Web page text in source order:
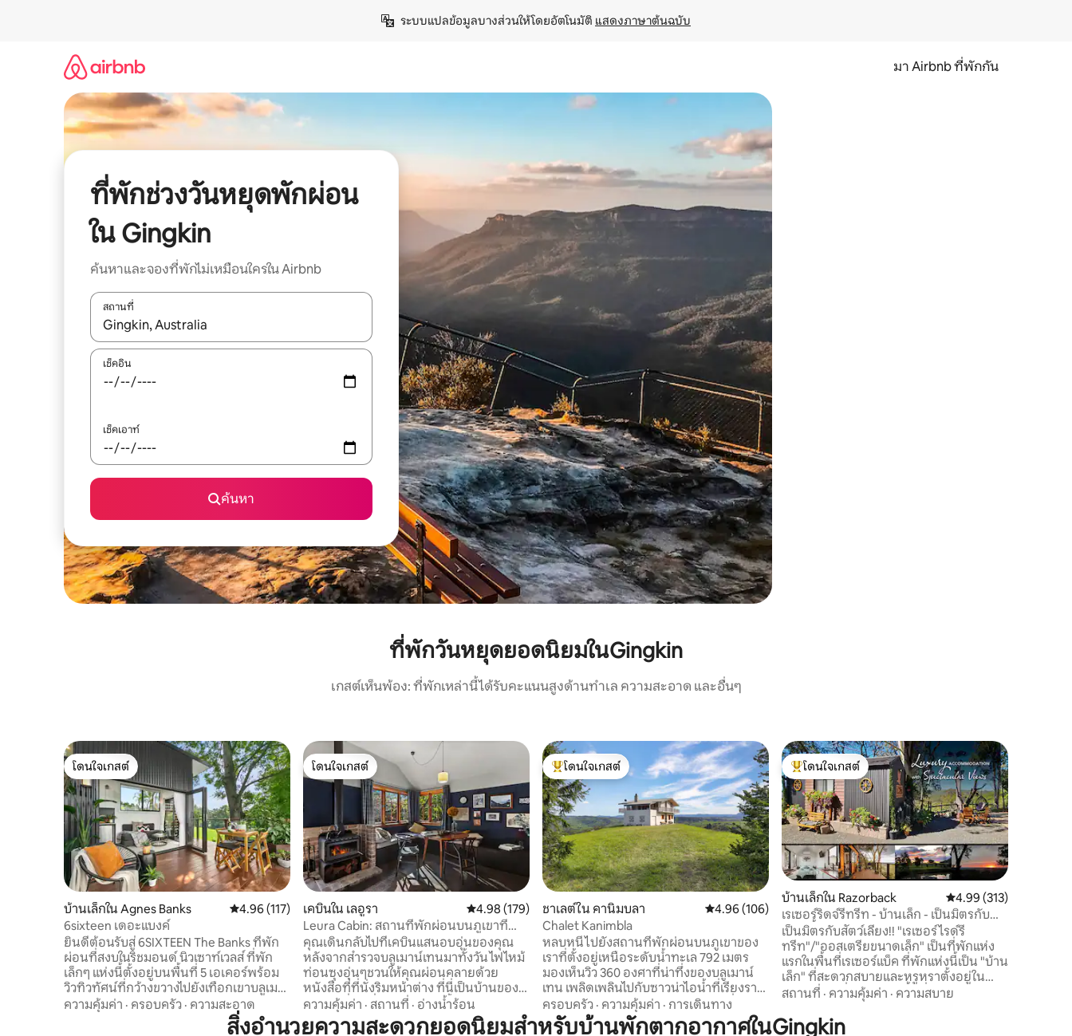
ระบบแปลข้อมูลบางส่วนให้โดยอัตโนมัติ แสดงภาษาต้นฉบับ
มา Airbnb ที่พักกัน
ที่พักช่วงวันหยุดพักผ่อน
ใน Gingkin
ค้นหาและจองที่พักไม่เหมือนใครใน Airbnb
สถานที่
ใช้ลูกศรขึ้นลง หรือใช้การสัมผัสหรือปัด เพื่อสำรวจผลการค้นหา
เช็คอิน
เช็คเอาท์
ค้นหา
ที่พักวันหยุดยอดนิยมในGingkin
เกสต์เห็นพ้อง: ที่พักเหล่านี้ได้รับคะแนนสูงด้านทำเล ความสะอาด และอื่นๆ
โดนใจเกสต์
โดนใจเกสต์
บ้านเล็กใน Agnes Banks คะแนนเฉลี่ย 4.96 จาก 5, 117 รีวิว
4.96 (117)
6sixteen เดอะแบงค์
ยินดีต้อนรับสู่ 6SIXTEEN The Banks ที่พัก
ผ่อนที่สงบในริชมอนด์ นิวเซาท์เวลส์ ที่พัก
เล็กๆ แห่งนี้ตั้งอยู่บนพื้นที่ 5 เอเคอร์พร้อม
วิวทิวทัศน์ที่กว้างขวางไปยังเทือกเขาบลูเมา
น์เทน เหมาะสำหรับคู่รัก ผู้เข้าพักคนเดียว
หรือครอบครัวขนาดเล็กที่ต้องการผ่อน
ความคุ้มค่า · ครอบครัว · ความสะอาด
โดนใจเกสต์
โดนใจเกสต์
เคบินใน เลอูรา คะแนนเฉลี่ย 4.98 จาก 5, 179 รีวิว
4.98 (179)
Leura Cabin: สถานที่พักผ่อนบนภูเขาที่
หรูหราและทันสมัย
คุณเดินกลับไปที่เคบินแสนอบอุ่นของคุณ
หลังจากสำรวจบลูเมาน์เทนมาทั้งวัน ไฟไหม้
ท่อนซุงอุ่นๆชวนให้คุณผ่อนคลายด้วย
หนังสือที่ที่นั่งริมหน้าต่าง ที่นี่เป็นบ้านของ
คุณเองที่พักที่สะดวกสบายตั้งอยู่อย่าง
สมบูรณ์แบบเพื่อสำรวจความงามตาม
ความคุ้มค่า · สถานที่ · อ่างน้ำร้อน
โดนใจเกสต์ที่สุด
โดนใจเกสต์
ชาเลต์ใน คานิมบลา คะแนนเฉลี่ย 4.96 จาก 5, 106 รีวิว
4.96 (106)
Chalet Kanimbla
หลบหนีไปยังสถานที่พักผ่อนบนภูเขาของ
เราที่ตั้งอยู่เหนือระดับน้ำทะเล 792 เมตร
มองเห็นวิว 360 องศาที่น่าทึ่งของบลูเมาน์
เทน เพลิดเพลินไปกับซาวน่าไอน้ำที่เรียงราย
ไปด้วยต้นซีดาร์การดูดาวริมหลุมไฟที่อบอุ่น
และตื่นขึ้นมาพบจิงโจ้ที่ต้อนรับคุณที่หน้า
ครอบครัว · ความคุ้มค่า · การเดินทาง
โดนใจเกสต์ที่สุด
โดนใจเกสต์
บ้านเล็กใน Razorback คะแนนเฉลี่ย 4.99 จาก
4.99 (313)
เรเซอร์ริดจ์รีทรีท - บ้านเล็ก - เป็นมิตรกับ
สัตว์เลี้ยง - วิวสวย
เป็นมิตรกับสัตว์เลี้ยง!! "เรเซอร์ไรด์รี
ทรีท"/"ออสเตรียขนาดเล็ก" เป็นที่พักแห่ง
แรกในพื้นที่เรเซอร์แบ็ค ที่พักแห่งนี้เป็น "บ้าน
เล็ก" ที่สะดวกสบายและหรูหราตั้งอยู่ใน
บรรยากาศที่งดงามบนพื้นที่ 5 เอเคอร์ใน
เทือกเขาเรเซอร์แบ็ค ขับรถจากซิดนีย์
ประมาณ 1 ชั่วโมง บ้านเล็กตั้งอยู่อย่าง
สถานที่ · ความคุ้มค่า · ความสบาย
สิ่งอำนวยความสะดวกยอดนิยมสำหรับบ้านพักตากอากาศในGingkin